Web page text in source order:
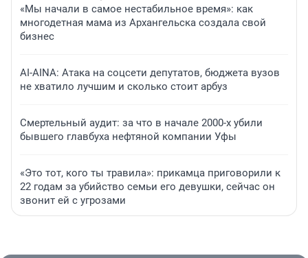
«Мы начали в самое нестабильное время»: как
многодетная мама из Архангельска создала свой
бизнес
AI-AINA: Атака на соцсети депутатов, бюджета вузов
не хватило лучшим и сколько стоит арбуз
Смертельный аудит: за что в начале 2000-х убили
бывшего главбуха нефтяной компании Уфы
«Это тот, кого ты травила»: прикамца приговорили к
22 годам за убийство семьи его девушки, сейчас он
звонит ей с угрозами